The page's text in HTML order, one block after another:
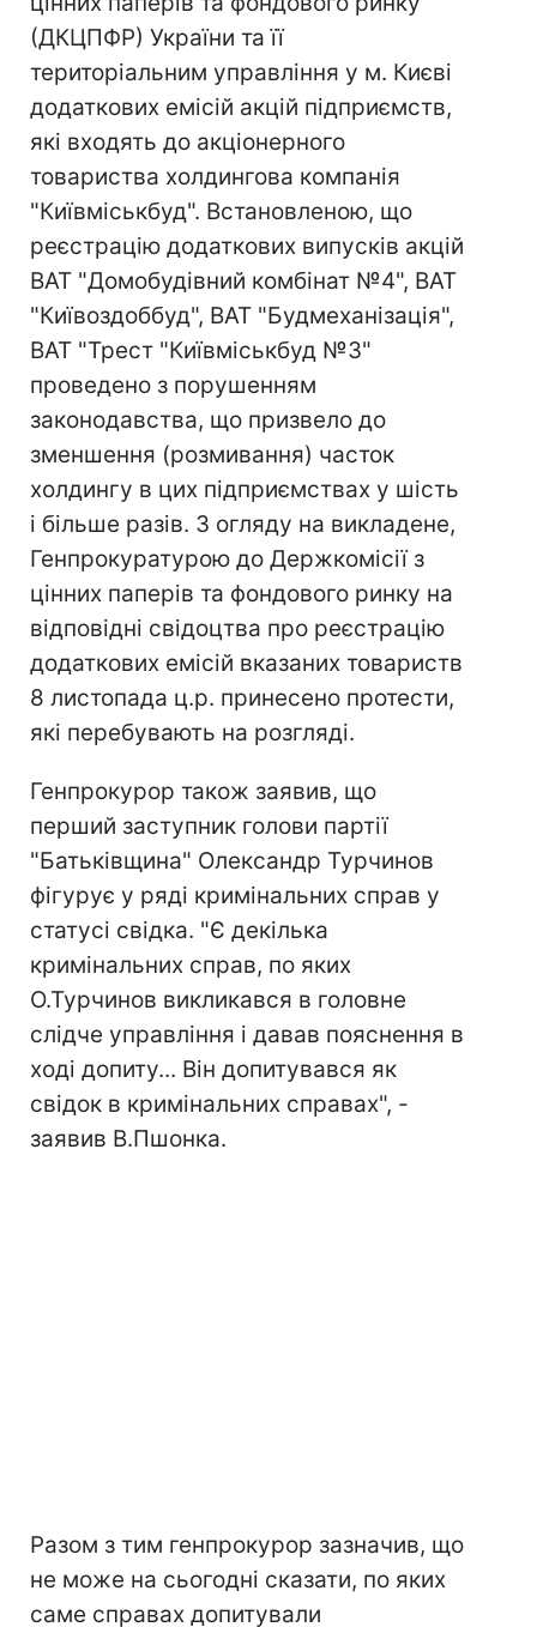
(ДКЦПФР) України та її
територіальним управління у м. Києві
додаткових емісій акцій підприємств,
які входять до акціонерного
товариства холдингова компанія
"Київміськбуд". Встановленою, що
реєстрацію додаткових випусків акцій
ВАТ "Домобудівний комбінат №4", ВАТ
"Київоздоббуд", ВАТ "Будмеханізація",
ВАТ "Трест "Київміськбуд №3"
проведено з порушенням
законодавства, що призвело до
зменшення (розмивання) часток
холдингу в цих підприємствах у шість
і більше разів. З огляду на викладене,
Генпрокуратурою до Держкомісії з
цінних паперів та фондового ринку на
відповідні свідоцтва про реєстрацію
додаткових емісій вказаних товариств
8 листопада ц.р. принесено протести,
які перебувають на розгляді.
Генпрокурор також заявив, що
перший заступник голови партії
"Батьківщина" Олександр Турчинов
фігурує у ряді кримінальних справ у
статусі свідка. "Є декілька
кримінальних справ, по яких
О.Турчинов викликався в головне
слідче управління і давав пояснення в
ході допиту... Він допитувався як
свідок в кримінальних справах", -
заявив В.Пшонка.
Разом з тим генпрокурор зазначив, що
не може на сьогодні сказати, по яких
саме справах допитували